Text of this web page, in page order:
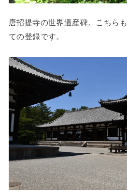
唐招提寺の世界遺産碑。こちら
ての登録です。